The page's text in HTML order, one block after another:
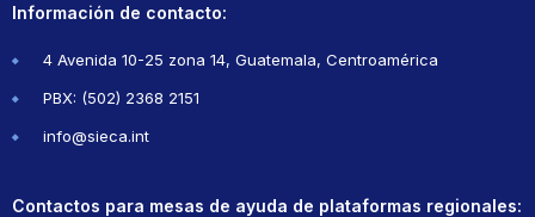
Información de contacto:
4 Avenida 10-25 zona 14, Guatemala, Centroamérica
PBX: (502) 2368 2151
info@sieca.int
Contactos para mesas de ayuda de plataformas regionales: